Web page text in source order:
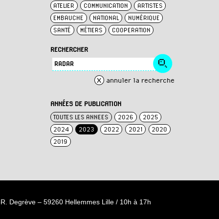
ATELIER
COMMUNICATION
ARTISTES
EMBAUCHE
NATIONAL
NUMÉRIQUE
SANTÉ
MÉTIERS COOPERATION
RECHERCHER
x annuler la recherche
ANNÉES DE PUBLICATION
TOUTES LES ANNEES 2026
2025
2024
2023 2022 2021
2020
2019
Degrève – 59260 Hellemmes Lille / 10h à 17h